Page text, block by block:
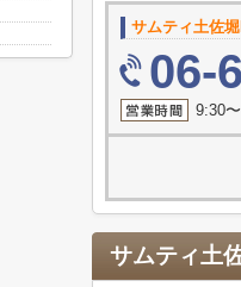
サムティ土佐
06-
9:30
サムティ土